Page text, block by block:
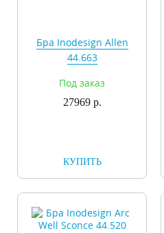
Бра Inodesign Allen
44.663
Под заказ
27969 р.
КУПИТЬ